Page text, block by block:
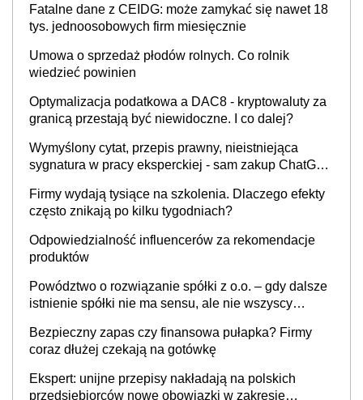
Fatalne dane z CEIDG: może zamykać się nawet 18
tys. jednoosobowych firm miesięcznie
Umowa o sprzedaż płodów rolnych. Co rolnik
wiedzieć powinien
Optymalizacja podatkowa a DAC8 - kryptowaluty za
granicą przestają być niewidoczne. I co dalej?
Wymyślony cytat, przepis prawny, nieistniejąca
sygnatura w pracy eksperckiej - sam zakup ChatGPT
Firmy wydają tysiące na szkolenia. Dlaczego efekty
często znikają po kilku tygodniach?
Odpowiedzialność influencerów za rekomendacje
produktów
Powództwo o rozwiązanie spółki z o.o. – gdy dalsze
istnienie spółki nie ma sensu, ale nie wszyscy
Bezpieczny zapas czy finansowa pułapka? Firmy
coraz dłużej czekają na gotówkę
Ekspert: unijne przepisy nakładają na polskich
przedsiębiorców nowe obowiązki w zakresie